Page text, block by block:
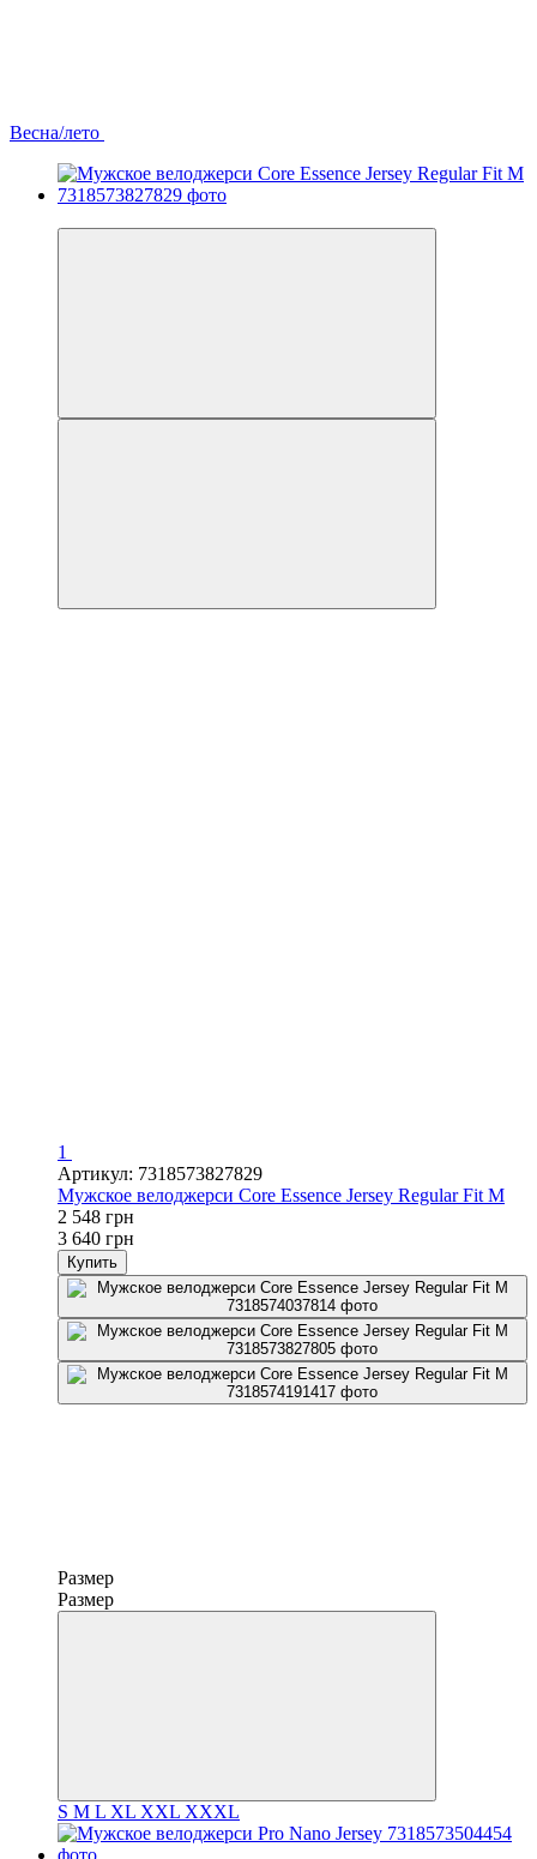
Весна/лето
1
Артикул: 7318573827829
Мужское велоджерси Core Essence Jersey Regular Fit M
2 548 грн
3 640 грн
Купить
Размер
Размер
S M L XL XXL XXXL